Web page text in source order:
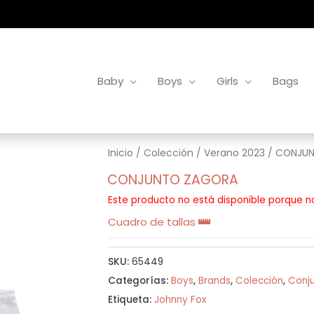
Baby Boys Girls Bags
Inicio / Colección / Verano 2023 /
CONJUNTO ZAGORA
Este producto no está disponible porque
Cuadro de tallas
SKU: 65449
Categorías: Boys, Brands, Colección,
Etiqueta: Johnny Fox